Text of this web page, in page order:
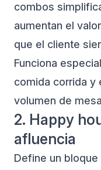
combos
aumentan el
que el cliente
Funciona
comida corrida y
volumen de
2. Happy
afluencia
Define un